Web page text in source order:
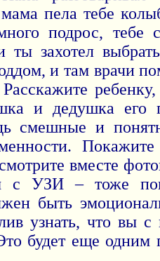
пела тебе
подрос, тебе
ты захотел
и там врачи
Расскажите
и дедушка его
смешные и
вместе
с УЗИ – тоже
быть
узнать, что вы
будет еще одним